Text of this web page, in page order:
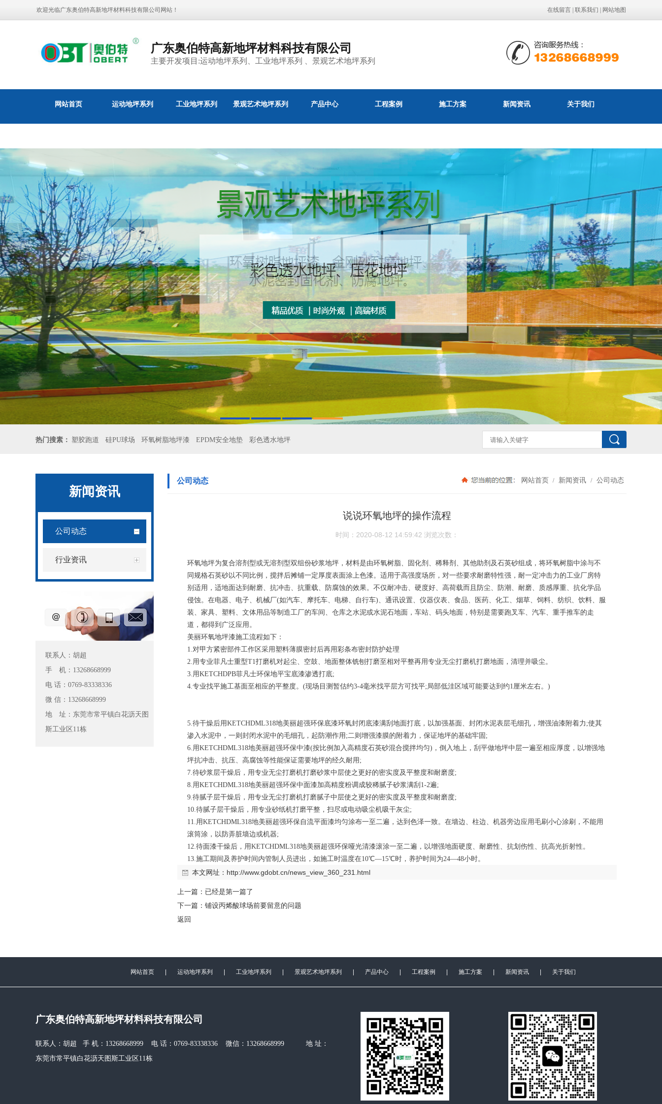
欢迎光临广东奥伯特高新地坪材料科技有限公司网站！ 在线留言| 联系我们 网站地图
广东奥伯特高新地坪材料科技有限公司
主要开发项目:运动地坪系列、工业地坪系列 、景观艺术地坪系列
网站首页 运动地坪系列 工业地坪系列 景观艺术地坪系列 产品中心 工程案例 施工方案 新闻资讯 关于我们
热门搜素： 塑胶跑道 硅PU球场 环氧树脂地坪漆 EPDM安全地垫 彩色透水地坪
新闻资讯
公司动态
行业资讯
联系人：胡超
手 机：13268668999
电 话：0769-83338336
微 信：13268668999
地 址：东莞市常平镇白花沥天图
斯工业区11栋
公司动态 网站首页 / 新闻资讯 / 公司动态
说说环氧地坪的操作流程
时间：2020-08-12 14:59:42 浏览次数：
环氧地坪为复合溶剂型或无溶剂型双组份砂浆地坪，材料是由环氧树脂、固化剂、稀释剂、其他助剂及石英砂组成，将环氧树脂中涂与不
同规格石英砂以不同比例，搅拌后摊铺一定厚度表面涂上色漆。适用于高强度场所，对一些要求耐磨特性强，耐一定冲击力的工业厂房特
别适用，适地面达到耐磨、抗冲击、抗重载、防腐蚀的效果。不仅耐冲击、硬度好、高荷载而且防尘、防潮、耐磨、质感厚重、抗化学品
侵蚀。在电器、电子、机械厂(如汽车、摩托车、电梯、自行车)、通讯设置、仪器仪表、食品、医药、化工、烟草、饲料、纺织、饮料、服
装、家具、塑料、文体用品等制造工厂的车间、仓库之水泥或水泥石地面，车站、码头地面，特别是需要跑叉车、汽车、重手推车的走
道，都得到广泛应用。
美丽环氧地坪漆施工流程如下：
1.对甲方紧密部件工作区采用塑料薄膜密封后再用彩条布密封防护处理
2.用专业菲凡士重型T1打磨机对起尘、空鼓、地面整体铣刨打磨至相对平整再用专业无尘打磨机打磨地面，清理并吸尘。
3.用KETCHDPB菲凡士环保地平宝底漆渗透打底;
4.专业找平施工基面至相应的平整度。(现场目测暂估约3-4毫米找平层方可找平;局部低洼区域可能要达到约1厘米左右。)
5.待干燥后用KETCHDML318地美丽超强环保底漆环氧封闭底漆满刮地面打底，以加强基面、封闭水泥表层毛细孔，增强油漆附着力;使其
渗入水泥中，一则封闭水泥中的毛细孔，起防潮作用;二则增强漆膜的附着力，保证地坪的基础牢固;
6.用KETCHDML318地美丽超强环保中漆(按比例加入高精度石英砂混合搅拌均匀)，倒入地上，刮平做地坪中层一遍至相应厚度，以增强地
坪抗冲击、抗压、高腐蚀等性能保证需要地坪的经久耐用;
7.待砂浆层干燥后，用专业无尘打磨机打磨砂浆中层使之更好的密实度及平整度和耐磨度;
8.用KETCHDML318地美丽超强环保中面漆加高精度粉调成较稀腻子砂浆满刮1-2遍;
9.待腻子层干燥后，用专业无尘打磨机打磨腻子中层使之更好的密实度及平整度和耐磨度;
10.待腻子层干燥后，用专业砂纸机打磨平整，扫尽或电动吸尘机吸干灰尘;
11.用KETCHDML318地美丽超强环保自流平面漆均匀涂布一至二遍，达到色泽一致。在墙边、柱边、机器旁边应用毛刷小心涂刷，不能用
滚筒涂，以防弄脏墙边或机器;
12.待面漆干燥后，用KETCHDML318地美丽超强环保哑光清漆滚涂一至二遍，以增强地面硬度、耐磨性、抗划伤性、抗高光折射性。
13.施工期间及养护时间内管制人员进出，如施工时温度在10℃—15℃时，养护时间为24—48小时。
本文网址： http://www.gdobt.cn/news_view_360_231.html
上一篇：已经是第一篇了
下一篇： 铺设丙烯酸球场前要留意的问题
返回
网站首页 运动地坪系列 工业地坪系列 景观艺术地坪系列 产品中心 工程案例 施工方案 新闻资讯 关于我们
广东奥伯特高新地坪材料科技有限公司
联系人：胡超 手 机：13268668999 电 话：0769-83338336 微信：13268668999 地 址：
东莞市常平镇白花沥天图斯工业区11栋